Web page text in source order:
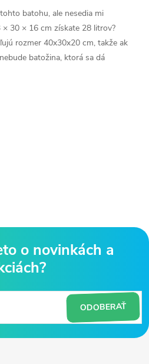
batohu, ale nesedia mi
30 × 16 cm získate 28 litrov?
rozmer 40x30x20 cm, takže ak
batožina, ktorá sa dá
ODOBERAŤ